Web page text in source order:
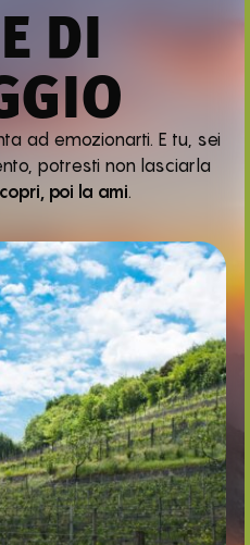
DI
ad emozionarti. E tu, sei
potresti non lasciarla
poi la ami.